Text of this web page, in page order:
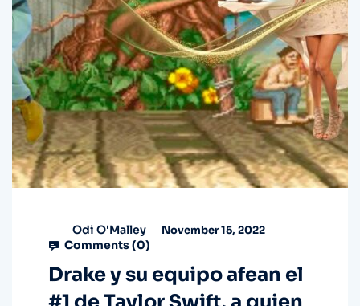
Odi O'Malley November 15, 2022
Comments (0)
Drake y su equipo afean el